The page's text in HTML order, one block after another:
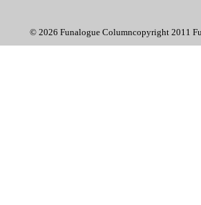
© 2026 Funalogue Columncopyright 2011